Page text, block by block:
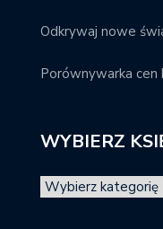
Odkrywaj nowe
Porównywarka cen
WYBIERZ